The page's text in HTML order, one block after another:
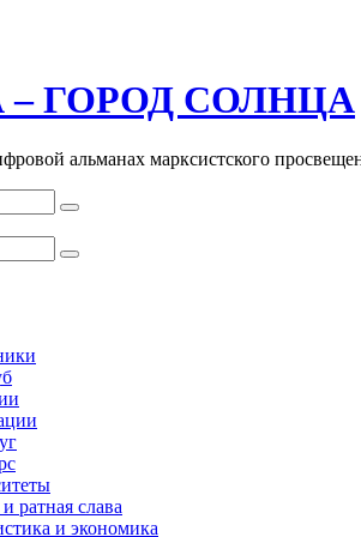
ГОРОД СОЛНЦА
альманах марксистского
ратная слава
и экономика